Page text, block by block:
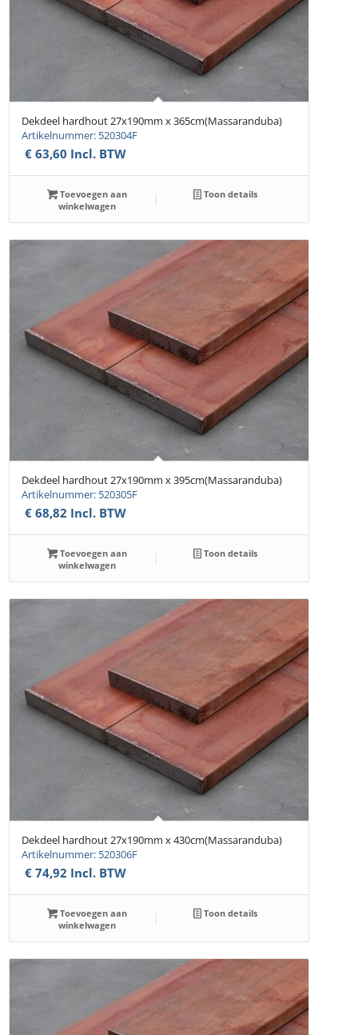
Dekdeel hardhout 27x190mm x 365cm(Massaranduba)
Artikelnummer: 520304F
€ 63,60 Incl. BTW
Toevoegen aan
winkelwagen
Toon details
Dekdeel hardhout 27x190mm x 395cm(Massaranduba)
Artikelnummer: 520305F
€ 68,82 Incl. BTW
Toevoegen aan
winkelwagen
Toon details
Dekdeel hardhout 27x190mm x 430cm(Massaranduba)
Artikelnummer: 520306F
€ 74,92 Incl. BTW
Toevoegen aan
winkelwagen
Toon details